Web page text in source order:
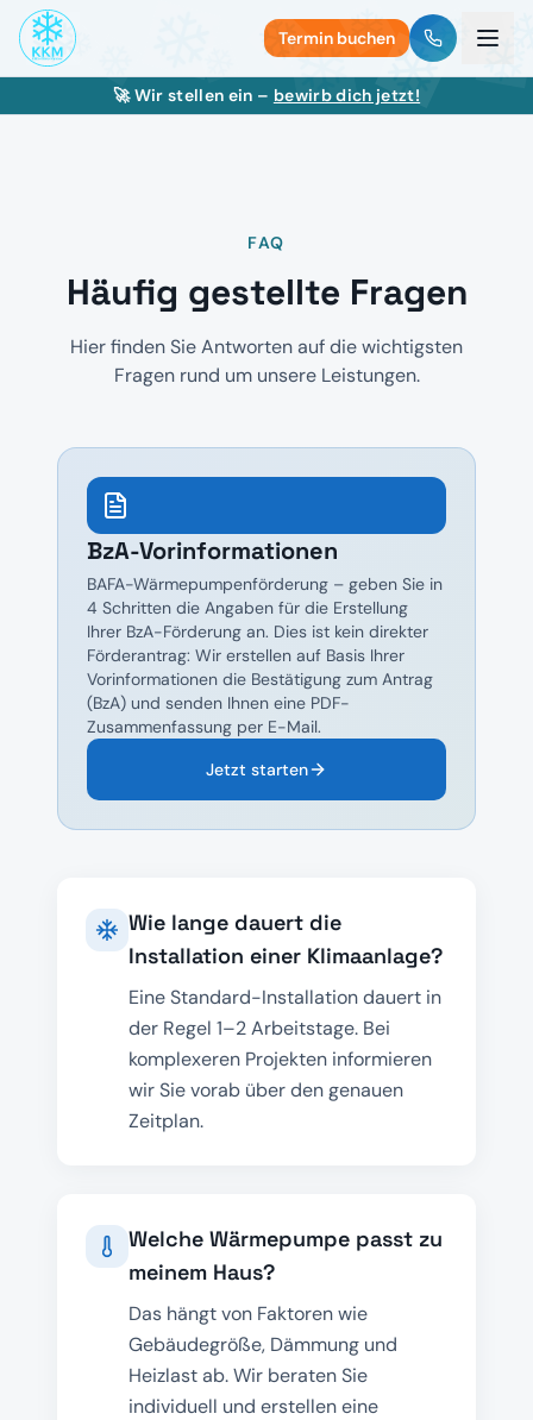
Termin buchen
🚀 Wir stellen ein – bewirb dich jetzt!
FAQ
Häufig gestellte Fragen
Hier finden Sie Antworten auf die wichtigsten
Fragen rund um unsere Leistungen.
BzA-Vorinformationen
BAFA-Wärmepumpenförderung – geben Sie in
4 Schritten die Angaben für die Erstellung
Ihrer BzA-Förderung an. Dies ist kein direkter
Förderantrag: Wir erstellen auf Basis Ihrer
Vorinformationen die Bestätigung zum Antrag
(BzA) und senden Ihnen eine PDF-
Zusammenfassung per E-Mail.
Jetzt starten
Wie lange dauert die
Installation einer Klimaanlage?
Eine Standard-Installation dauert in
der Regel 1–2 Arbeitstage. Bei
komplexeren Projekten informieren
wir Sie vorab über den genauen
Zeitplan.
Welche Wärmepumpe passt zu
meinem Haus?
Das hängt von Faktoren wie
Gebäudegröße, Dämmung und
Heizlast ab. Wir beraten Sie
individuell und erstellen eine